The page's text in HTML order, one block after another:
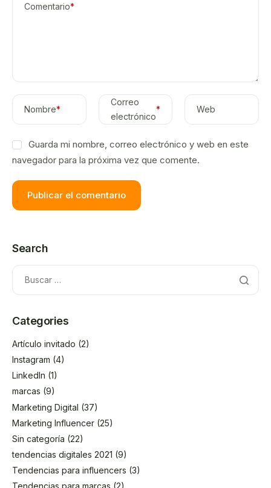
Comentario*
Nombre*
Correo
electrónico
* Web
Guarda mi nombre, correo electrónico y web en este
navegador para la próxima vez que comente.
Search
Categories
Artículo invitado (2)
Instagram (4)
LinkedIn (1)
marcas (9)
Marketing Digital (37)
Marketing Influencer (25)
Sin categoría (22)
tendencias digitales 2021 (9)
Tendencias para influencers (3)